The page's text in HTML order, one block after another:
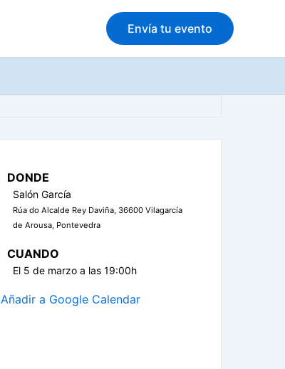
Envía tu evento
DONDE
Salón García
Rúa do Alcalde Rey Daviña, 36600 Vilagarcía
de Arousa, Pontevedra
CUANDO
El 5 de marzo a las 19:00h
Añadir a Google Calendar